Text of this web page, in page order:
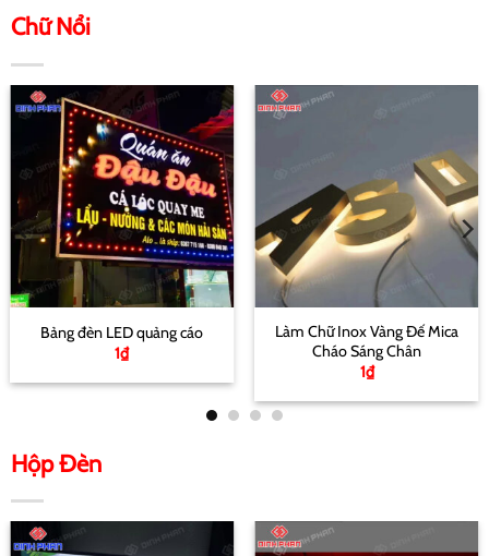
Chữ Nổi
Bảng đèn LED quảng cáo
1₫
Làm Chữ Inox Vàng Đế Mica
Cháo Sáng Chân
1₫
Hộp Đèn